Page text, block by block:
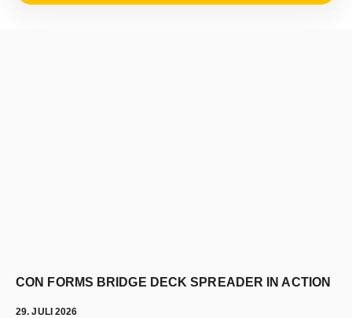
CON FORMS BRIDGE DECK SPREADER IN ACTION
29. JULI 2026